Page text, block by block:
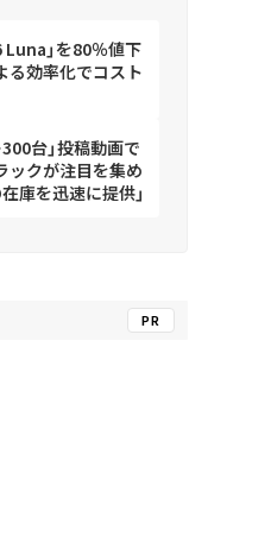
Luna」を80％値下
効率化でコスト
台」投稿動画で
ックが注目を集め
庫を迅速に提供」
PR